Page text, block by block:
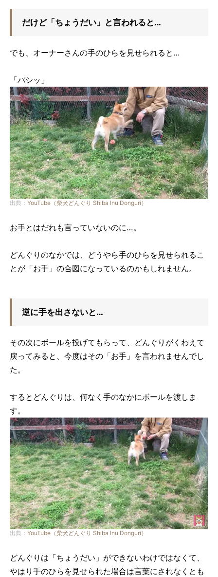
だけど「ちょうだい」と言われると…
でも、オーナーさんの手のひらを見せられると…
「パシッ」
出典： YouTube（柴犬どんぐり Shiba Inu Donguri）
お手とはだれも言っていないのに…。
どんぐりのなかでは、どうやら手のひらを見せられるこ
とが「お手」の合図になっているのかもしれません。
逆に手を出さないと…
その次にボールを投げてもらって、どんぐりがくわえて
戻ってみると、今度はその「お手」を言われませんでし
た。
するとどんぐりは、何なく手のなかにボールを渡しま
す。
出典： YouTube（柴犬どんぐり Shiba Inu Donguri）
どんぐりは「ちょうだい」ができないわけではなくて、
やはり手のひらを見せられた場合は言葉にされなくとも